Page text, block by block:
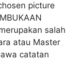
picture
salah
atau Master
catatan